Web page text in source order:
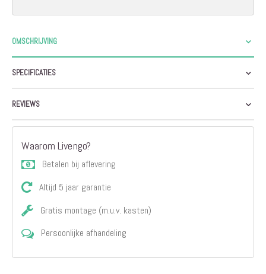
OMSCHRIJVING
SPECIFICATIES
REVIEWS
Waarom Livengo?
Betalen bij aflevering
Altijd 5 jaar garantie
Gratis montage (m.u.v. kasten)
Persoonlijke afhandeling